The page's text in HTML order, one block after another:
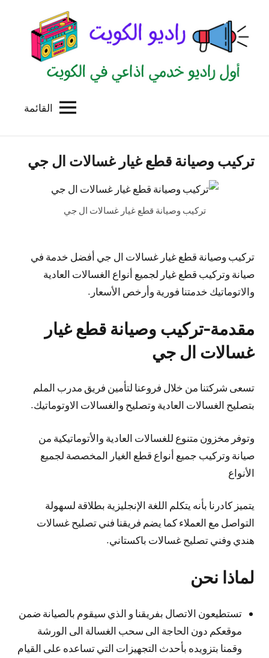
المحتوى
الكويت
للاعلانات
الخدمية
القائمة
تركيب وصيانة قطع غيار غسالات ال جي
تركيب وصيانة قطع غيار غسالات ال جي
تركيب وصيانة قطع غيار غسالات ال جي أفضل خدمة في
صيانة وتركيب قطع غيار لجميع أنواع الغسالات العادية
والاتوماتيك خدمتنا فورية وأرخص الأسعار.
مقدمة-تركيب وصيانة قطع غيار
غسالات ال جي
تسعى شركتنا من خلال فروعنا لتأمين فريق مدرب الملم
بتصليح الغسالات العادية وتصليح والغسالات الاوتوماتيك.
وتوفر مخزون متنوع للغسالات العادية والأتوماتيكية من
صيانة وتركيب جميع أنواع قطع الغيار المخصصة لجميع
الأنواع
يتميز كادرنا بأنه يتكلم اللغة الإنجليزية بطلاقة لسهولة
التواصل مع العملاء كما يضم فريقنا فني تصليح غسالات
هندي وفني تصليح غسالات باكستاني.
لماذا نحن
تستطيعون الاتصال بفريقنا و الذي سيقوم بالصيانة ضمن
موقعكم دون الحاجة الى سحب الغسالة الى الورشة
وقمنا بتزويده بأحدث التجهيزات التي تساعده على القيام